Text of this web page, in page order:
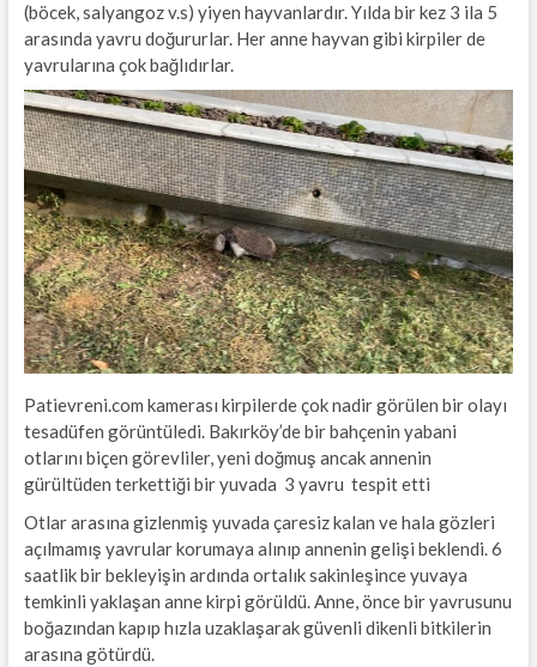
(böcek, salyangoz v.s) yiyen hayvanlardır. Yılda bir kez 3 ila 5
arasında yavru doğururlar. Her anne hayvan gibi kirpiler de
yavrularına çok bağlıdırlar.
Patievreni.com kamerası kirpilerde çok nadir görülen bir olayı
tesadüfen görüntüledi. Bakırköy’de bir bahçenin yabani
otlarını biçen görevliler, yeni doğmuş ancak annenin
gürültüden terkettiği bir yuvada 3 yavru tespit etti
Otlar arasına gizlenmiş yuvada çaresiz kalan ve hala gözleri
açılmamış yavrular korumaya alınıp annenin gelişi beklendi. 6
saatlik bir bekleyişin ardında ortalık sakinleşince yuvaya
temkinli yaklaşan anne kirpi görüldü. Anne, önce bir yavrusunu
boğazından kapıp hızla uzaklaşarak güvenli dikenli bitkilerin
arasına götürdü.